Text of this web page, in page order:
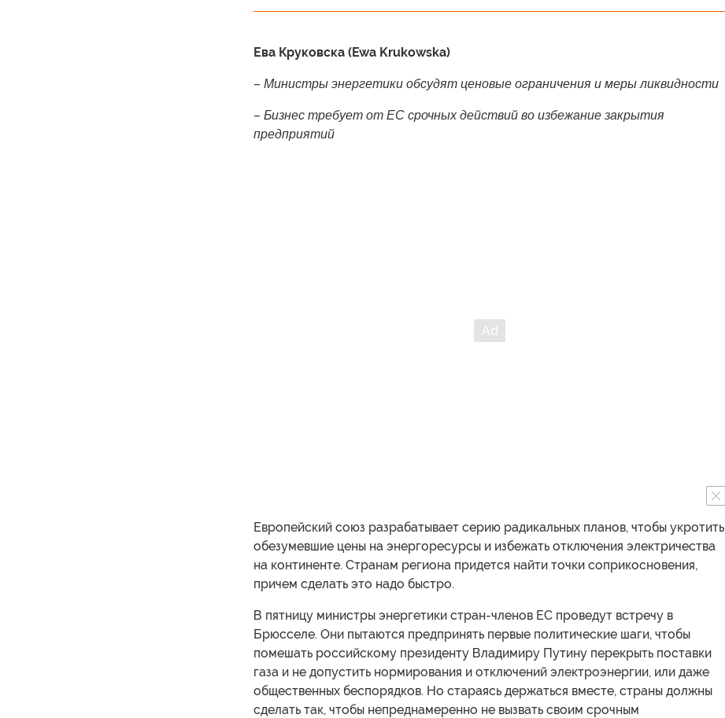
Ева Круковска (Ewa Krukowska)
– Министры энергетики обсудят ценовые ограничения и меры ликвидности
– Бизнес требует от ЕС срочных действий во избежание закрытия
предприятий
Европейский союз разрабатывает серию радикальных планов, чтобы укротить
обезумевшие цены на энергоресурсы и избежать отключения электричества
на континенте. Странам региона придется найти точки соприкосновения,
причем сделать это надо быстро.
В пятницу министры энергетики стран-членов ЕС проведут встречу в
Брюсселе. Они пытаются предпринять первые политические шаги, чтобы
помешать российскому президенту Владимиру Путину перекрыть поставки
газа и не допустить нормирования и отключений электроэнергии, или даже
общественных беспорядков. Но стараясь держаться вместе, страны должны
сделать так, чтобы непреднамеренно не вызвать своим срочным